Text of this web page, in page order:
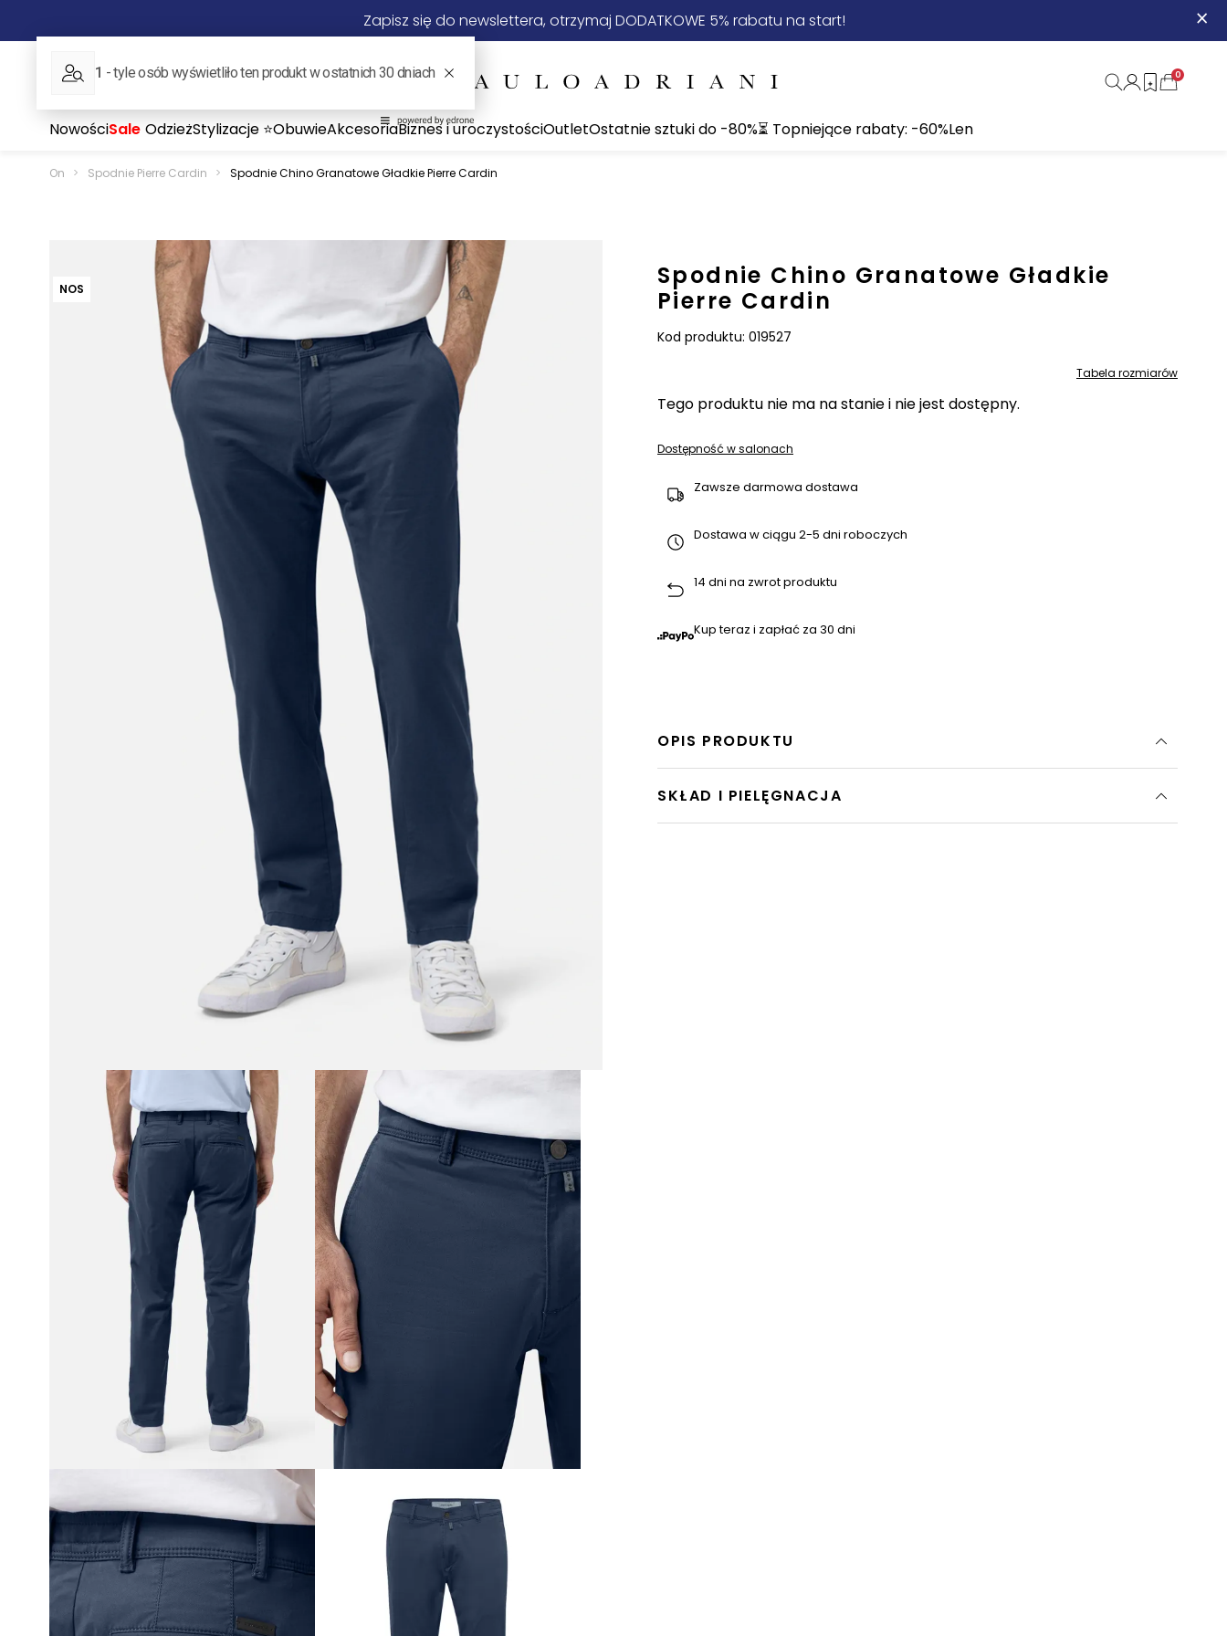
Zapisz się do newslettera, otrzymaj DODATKOWE 5% rabatu na start! ×
ON ONA 0
NowościSale OdzieżStylizacje ⭐ObuwieAkcesoriaBiznes i uroczystościOutletOstatnie sztuki do -80%⏳ Topniejące rabaty: -60%Len
On > Spodnie Pierre Cardin > Spodnie Chino Granatowe Gładkie Pierre Cardin
NOS
Spodnie Chino Granatowe Gładkie
Pierre Cardin
Kod produktu: 019527
Tabela rozmiarów
Tego produktu nie ma na stanie i nie jest dostępny.
Dostępność w salonach
Zawsze darmowa dostawa
Dostawa w ciągu 2-5 dni roboczych
14 dni na zwrot produktu
Kup teraz i zapłać za 30 dni
OPIS PRODUKTU
SKŁAD I PIELĘGNACJA